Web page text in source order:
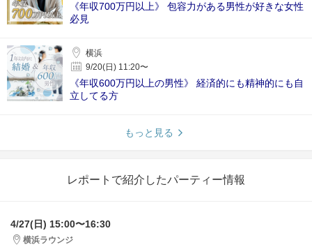
《年収700万円以上》 包容力がある男性が好きな女性
必見
横浜
9/20(日) 11:20〜
《年収600万円以上の男性》 経済的にも精神的にも自
立してる方
もっと見る
レポートで紹介したパーティー情報
4/27(日) 15:00〜16:30
横浜ラウンジ